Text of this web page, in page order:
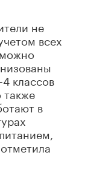
не
всех
классов
в